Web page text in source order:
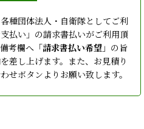
種団体法人・自衛隊としてご利
払い」の請求書払いがご利用頂
考欄へ「請求書払い希望 」の旨
差し上げます。また、お見積り
せボタンよりお願い致します。